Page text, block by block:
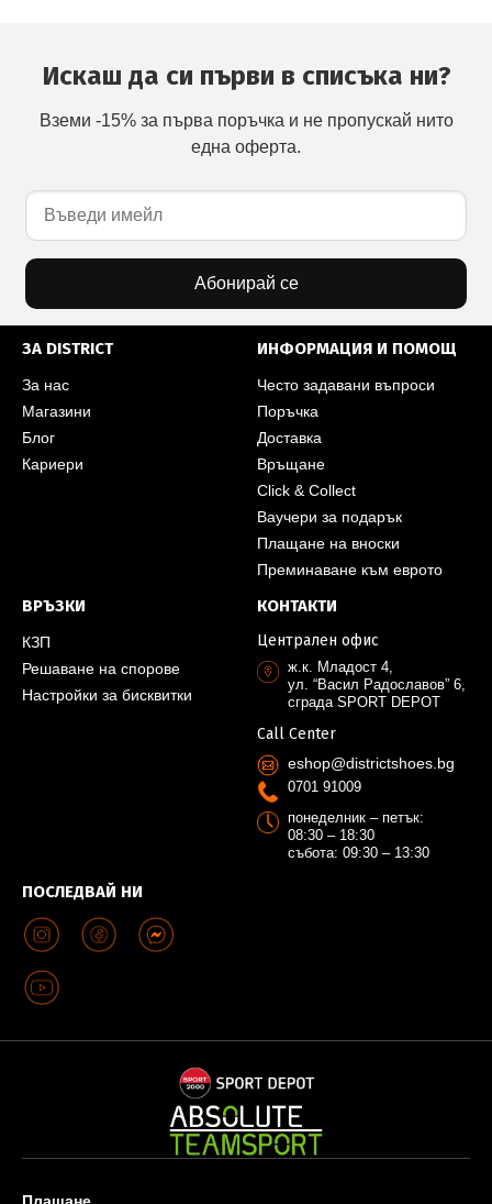
Искаш да си първи в списъка ни?
Вземи -15% за първа поръчка и не пропускай нито
една оферта.
Абонирай се
ЗА DISTRICT
За нас
Магазини
Блог
Кариери
ИНФОРМАЦИЯ И ПОМОЩ
Често задавани въпроси
Поръчка
Доставка
Връщане
Click & Collect
Ваучери за подарък
Плащане на вноски
Преминаване към еврото
ВРЪЗКИ
КЗП
Решаване на спорове
Настройки за бисквитки
ПОСЛЕДВАЙ НИ
КОНТАКТИ
Централен офис
ж.к. Младост 4,
ул. “Васил Радославов” 6,
сграда SPORT DEPOT
Call Center
eshop@districtshoes.bg
0701 91009
понеделник – петък:
08:30 – 18:30
събота: 09:30 – 13:30